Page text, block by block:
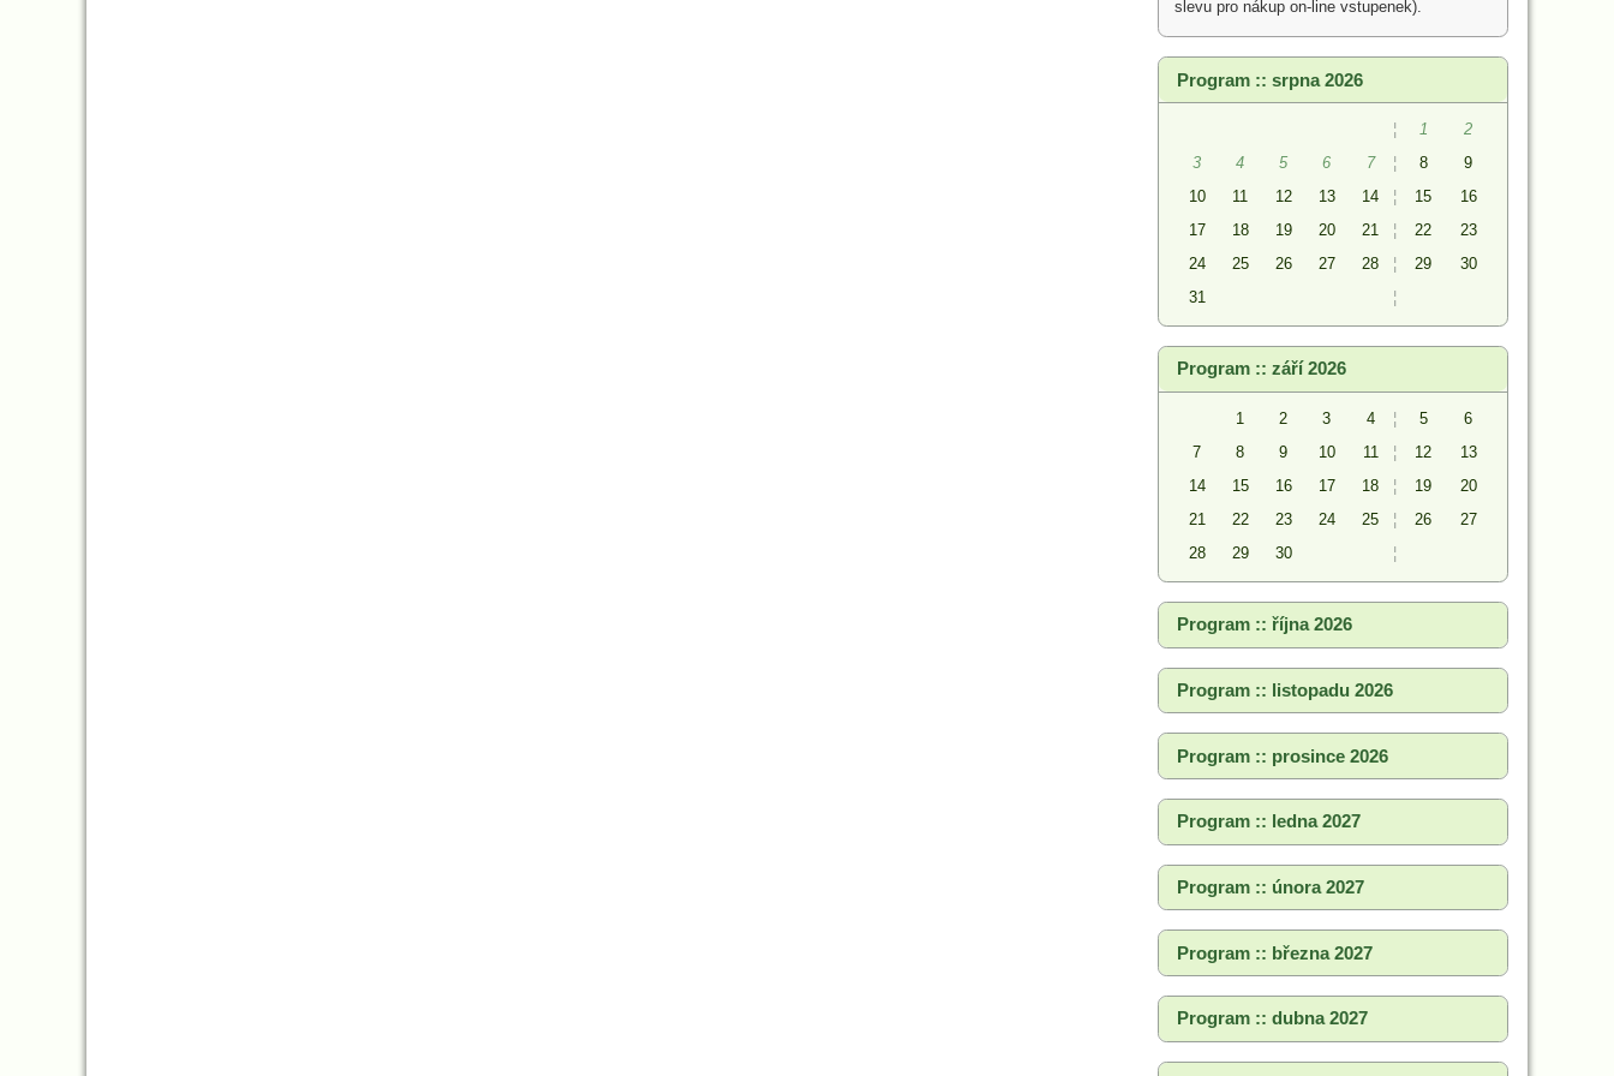
slevu pro nákup on-line vstupenek).
Program :: srpna 2026
¦ 1
2
3
4 5 6 7 ¦ 8
9
10
11 12 13 14 ¦ 15
16
17
18 19 20 21 ¦ 22
23
24
25 26 27 28 ¦ 29
30
31
¦
Program :: září 2026
1 2 3 4 ¦ 5
6
7
8 9 10 11 ¦ 12
13
14
15 16 17 18 ¦ 19
20
21
22 23 24 25 ¦ 26
27
28
29 30 ¦
Program :: října 2026
Program :: listopadu 2026
Program :: prosince 2026
Program :: ledna 2027
Program :: února 2027
Program :: března 2027
Program :: dubna 2027